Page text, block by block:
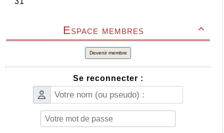

Espace membres
Devenir membre
Se reconnecter :